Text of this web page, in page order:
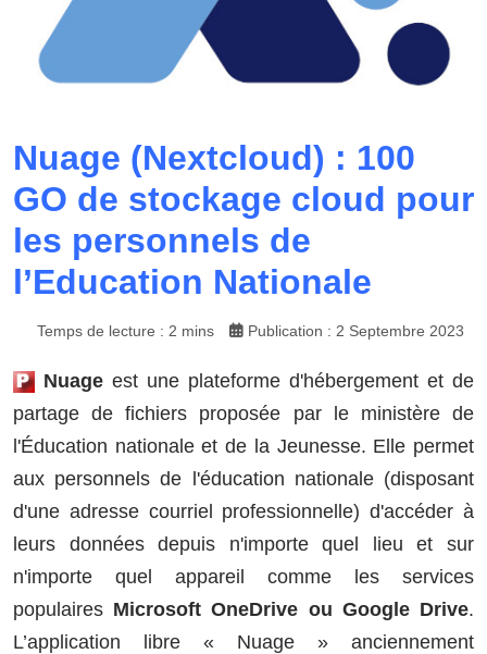
Nuage (Nextcloud) : 100
GO de stockage cloud pour
les personnels de
l’Education Nationale
Temps de lecture : 2 mins Publication : 2 Septembre 2023
Nuage est une plateforme d'hébergement et de
partage de fichiers proposée par le ministère de
l'Éducation nationale et de la Jeunesse. Elle permet
aux personnels de l'éducation nationale (disposant
d'une adresse courriel professionnelle) d'accéder à
leurs données depuis n'importe quel lieu et sur
n'importe quel appareil comme les services
populaires Microsoft OneDrive ou Google Drive.
L’application libre « Nuage » anciennement